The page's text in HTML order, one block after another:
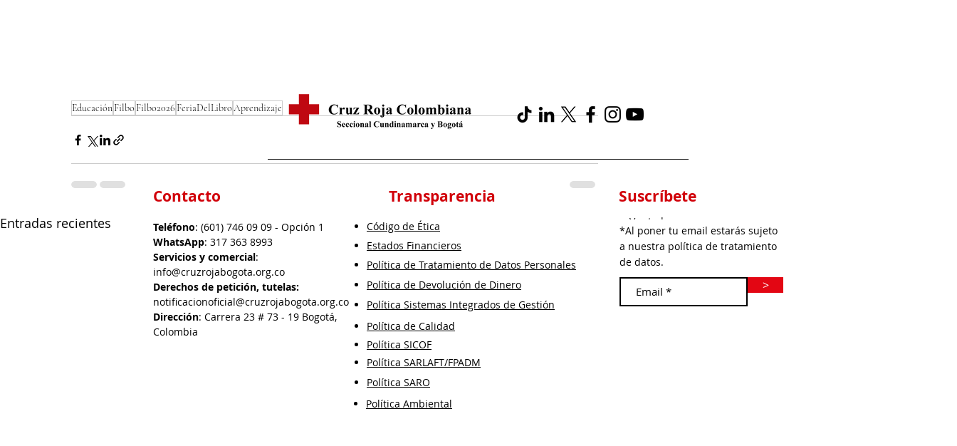
EducaciónFilboFilbo2026 FeriaDelLibroAprendizaje
Entradas recientes Ver todo
Contacto
Teléfono: (601) 746 09 09 - Opción 1
WhatsApp: 317 363 8993
Servicios y comercial:
info@cruzrojabogota.org.co
Derechos de petición, tutelas:
notificacionoficial@cruzrojabogota.org.co
Dirección: Carrera 23 # 73 - 19 Bogotá,
Colombia
Transparencia
Código de Ética
Estados Financieros
Política de Tratamiento de Datos Personales
Política de Devolución de Dinero
Política Sistemas Integrados de Gestión
Política de Calidad
Política SICOF
Política SARLAFT/FPADM
Política SARO
Política Ambiental
Suscríbete
*Al poner tu email estarás sujeto
a nuestra política de tratamiento
de datos.
>